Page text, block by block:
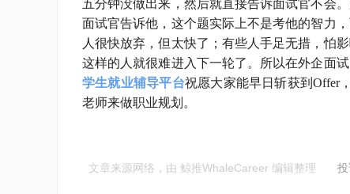
五分钟没做出来，然后就直接告诉面试官不会
面试官告诉他，这个题实际上不是考他的智力
人很快放弃，但太快了；有些人手足无措，怕
这样的人就很难进入下一轮了。所以在外企面
学生就业辅导平台祝愿大家能早日斩获到Offer
老师来做职业规划。
文章来源网络，由 鲸推WhaleCareer 编辑整理